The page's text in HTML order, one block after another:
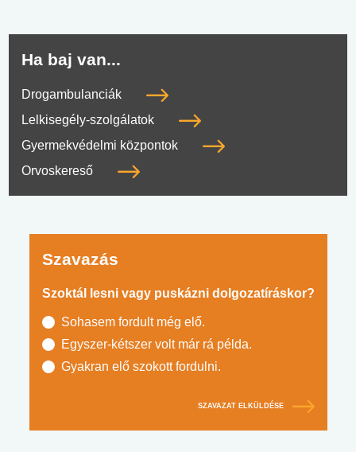
Ha baj van...
Drogambulanciák
Lelkisegély-szolgálatok
Gyermekvédelmi központok
Orvoskereső
Szavazás
Szoktál lesni vagy puskázni dolgozatíráskor?
Sohasem fordult még elő.
Egyszer-kétszer volt már rá példa.
Gyakran elő szokott fordulni.
SZAVAZAT ELKÜLDÉSE